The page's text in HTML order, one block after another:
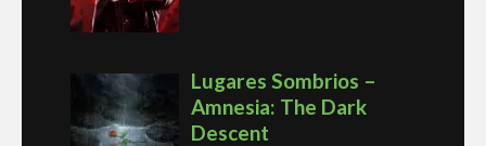
Lugares Sombrios –
Amnesia: The Dark
Descent